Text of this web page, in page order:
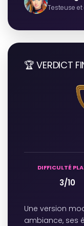
Testeuse
🏆 VERDICT
DIFFICULTÉ
3/10
Une version
ambiance, ses